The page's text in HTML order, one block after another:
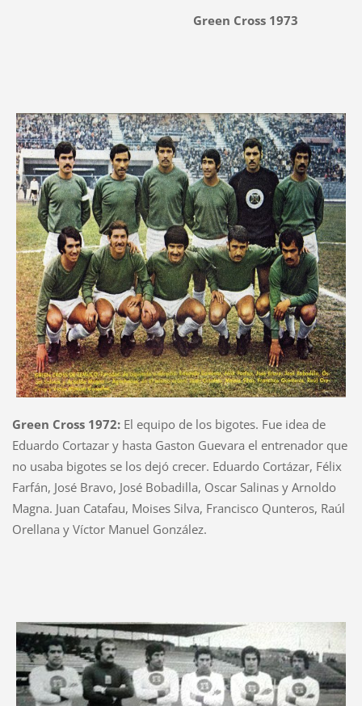
Green Cross 1973
Green Cross 1972: El equipo de los bigotes. Fue idea de
Eduardo Cortazar y hasta Gaston Guevara el entrenador que
no usaba bigotes se los dejó crecer. Eduardo Cortázar, Félix
Farfán, José Bravo, José Bobadilla, Oscar Salinas y Arnoldo
Magna. Juan Catafau, Moises Silva, Francisco Qunteros, Raúl
Orellana y Víctor Manuel González.